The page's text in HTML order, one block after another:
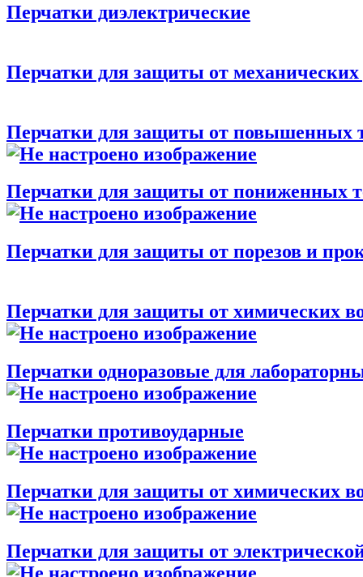
Перчатки диэлектрические
Перчатки для защиты от механических
Перчатки для защиты от повышенных
Перчатки для защиты от пониженных
Перчатки для защиты от порезов и
Перчатки для защиты от химических
Перчатки одноразовые для
Перчатки противоударные
Перчатки для защиты от химических
Перчатки для защиты от